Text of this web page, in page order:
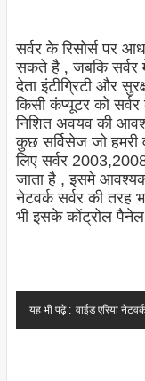
सर्वर के रिसोर्स पर
सकते है , जबकि सर्वर
देता इंटीग्रिटी और
किसी कंप्यूटर को
निशित अवयव की
कुछ सर्विसेज जो हमरी
लिए सर्वर
जाता है , इसमे
नेटवर्क सर्वर की तरह
भी इसके कोंट्रोल
यह भी पढ़े : वाईड एरिया